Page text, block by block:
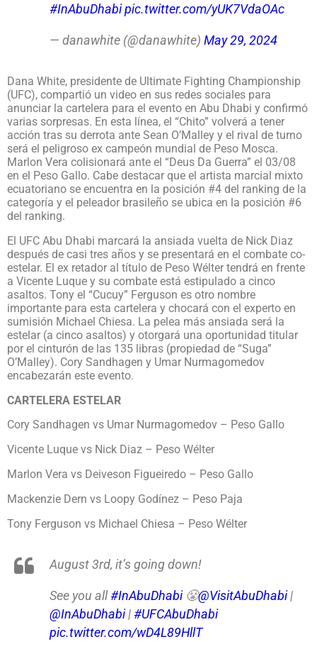
#InAbuDhabipic.twitter.com/yUK7VdaOAc
— danawhite (@danawhite) May 29, 2024
Dana White, presidente de Ultimate Fighting Championship
(UFC), compartió un video en sus redes sociales para
anunciar la cartelera para el evento en Abu Dhabi y confirmó
varias sorpresas. En esta línea, el “Chito” volverá a tener
acción tras su derrota ante Sean O’Malley y el rival de turno
será el peligroso ex campeón mundial de Peso Mosca.
Marlon Vera colisionará ante el “Deus Da Guerra” el 03/08
en el Peso Gallo. Cabe destacar que el artista marcial mixto
ecuatoriano se encuentra en la posición #4 del ranking de la
categoría y el peleador brasileño se ubica en la posición #6
del ranking.
El UFC Abu Dhabi marcará la ansiada vuelta de Nick Diaz
después de casi tres años y se presentará en el combate co-
estelar. El ex retador al título de Peso Wélter tendrá en frente
a Vicente Luque y su combate está estipulado a cinco
asaltos. Tony el “Cucuy” Ferguson es otro nombre
importante para esta cartelera y chocará con el experto en
sumisión Michael Chiesa. La pelea más ansiada será la
estelar (a cinco asaltos) y otorgará una oportunidad titular
por el cinturón de las 135 libras (propiedad de “Suga”
O’Malley). Cory Sandhagen y Umar Nurmagomedov
encabezarán este evento.
CARTELERA ESTELAR
Cory Sandhagen vs Umar Nurmagomedov – Peso Gallo
Vicente Luque vs Nick Diaz – Peso Wélter
Marlon Vera vs Deiveson Figueiredo – Peso Gallo
Mackenzie Dern vs Loopy Godínez – Peso Paja
Tony Ferguson vs Michael Chiesa – Peso Wélter
August 3rd, it’s going down!
See you all#InAbuDhabi😤@VisitAbuDhabi|
@InAbuDhabi|#UFCAbuDhabi
pic.twitter.com/wD4L89HllT